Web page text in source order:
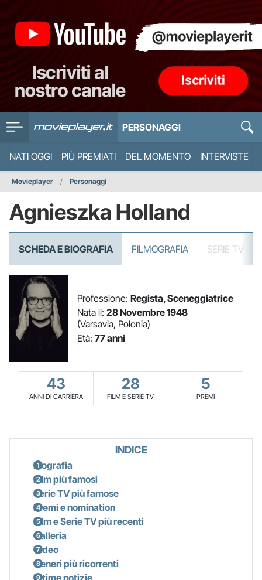
PERSONAGGI
NATI OGGI PIÙ PREMIATI DEL MOMENTO INTERVISTE
Movieplayer Personaggi
Agnieszka Holland
SCHEDA E BIOGRAFIA FILMOGRAFIA SERIE TV
Professione: Regista, Sceneggiatrice
Nata il: 28 Novembre 1948
(Varsavia, Polonia)
Età: 77 anni
43
ANNI DI CARRIERA
28
FILM E SERIE TV
5
PREMI
INDICE
Biografia
Film più famosi
Serie TV più famose
Premi e nomination
Film e Serie TV più recenti
Galleria
Video
Generi più ricorrenti
Ultime notizie